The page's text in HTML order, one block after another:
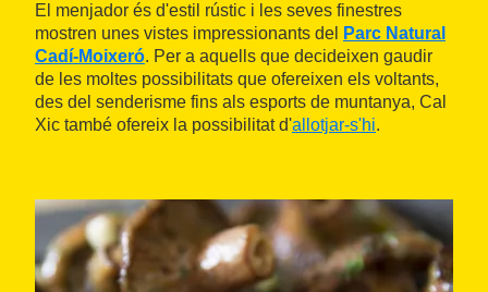
El menjador és d'estil rústic i les seves finestres
mostren unes vistes impressionants del
Parc Natural
Cadí-Moixeró. Per a aquells que decideixen gaudir
de les moltes possibilitats que ofereixen els voltants,
des del senderisme fins als esports de muntanya, Cal
Xic també ofereix la possibilitat d'allotjar-s'hi.